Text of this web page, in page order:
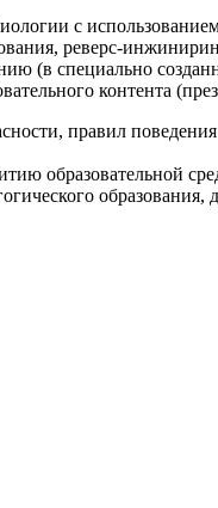
с
реверс-
(в специально
контента
правил
образовательной